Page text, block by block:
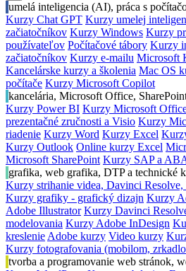
umelá inteligencia (AI), práca s
Kurzy Chat GPT Kurzy umelej
začiatočníkov Kurzy Windows Kurzy
používateľov Počítačové tábory Kurzy
začiatočníkov Kurzy e-mailu Microsoft
Kancelárske kurzy a školenia Mac OS
počítače Kurzy Microsoft Copilot
kancelária, Microsoft Office,
Kurzy Power BI Kurzy Microsoft
prezentačné zručnosti a Visio Kurzy
riadenie Kurzy Word Kurzy Excel
Kurzy Outlook Online kurzy Excel
Microsoft SharePoint Kurzy SAP a
grafika, web grafika, DTP a technické
Kurzy strihanie videa, Davinci Resolve,
Kurzy grafiky - grafický dizajn Kurzy
Adobe Illustrator Kurzy Davinci
modelovania Kurzy Adobe InDesign
kreslenie Adobe kurzy Video kurzy
Kurzy fotografovania (mobilom,
tvorba a programovanie web stránok,